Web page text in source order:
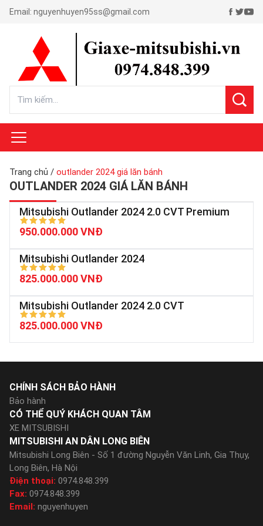
Email: nguyenhuyen95ss@gmail.com
Trang chủ / outlander 2024 giá lăn bánh
OUTLANDER 2024 GIÁ LĂN BÁNH
Mitsubishi Outlander 2024 2.0 CVT Premium
950.000.000 VNĐ
Mitsubishi Outlander 2024
825.000.000 VNĐ
Mitsubishi Outlander 2024 2.0 CVT
825.000.000 VNĐ
MITSUBISHI AN DÂN LONG BIÊN
Mitsubishi Long Biên - Số 1 đường Nguyễn Văn Linh, Gia Thụy,
Long Biên, Hà Nội
Điện thoại: 0974.848.399
Fax: 0974.848.399
Email: nguyenhuyen
CHÍNH SÁCH BẢO HÀNH
Bảo hành
CÓ THỂ QUÝ KHÁCH QUAN TÂM
XE MITSUBISHI